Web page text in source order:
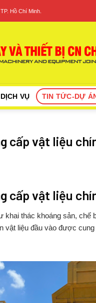
Hồ Chí Minh.
DỊCH VỤ TIN TỨC-DỰ
cấp vật liệu
cấpvật liệu
khai thác khoáng sản, chế
vật liệu đầu vào được cung